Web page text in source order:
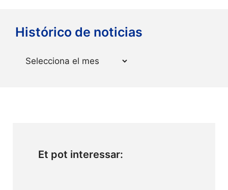
Histórico de noticias
Arxius
Et pot interessar: